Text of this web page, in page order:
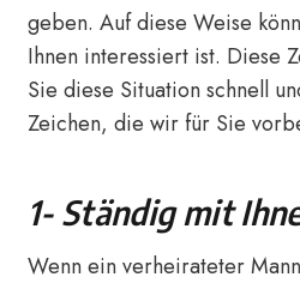
geben. Auf diese Weise
Ihnen interessiert ist. Diese
Sie diese Situation schnell
Zeichen, die wir für Sie
1- Ständig mit
Wenn ein verheirateter